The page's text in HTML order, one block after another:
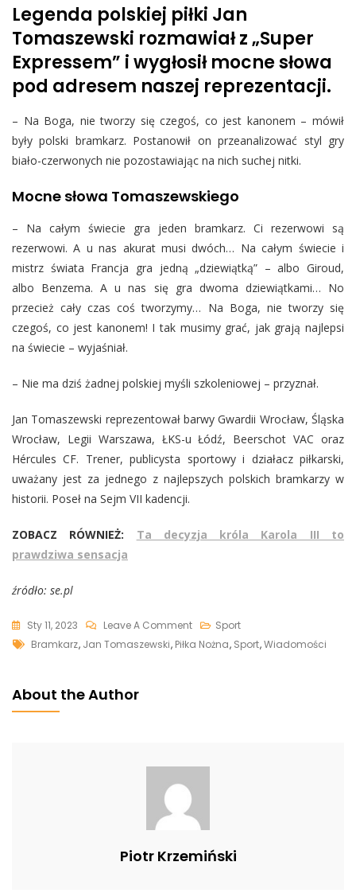
Legenda polskiej piłki Jan
Tomaszewski rozmawiał z „Super
Expressem” i wygłosił mocne słowa
pod adresem naszej reprezentacji.
– Na Boga, nie tworzy się czegoś, co jest kanonem – mówił
były polski bramkarz. Postanowił on przeanalizować styl gry
biało-czerwonych nie pozostawiając na nich suchej nitki.
Mocne słowa Tomaszewskiego
– Na całym świecie gra jeden bramkarz. Ci rezerwowi są
rezerwowi. A u nas akurat musi dwóch… Na całym świecie i
mistrz świata Francja gra jedną „dziewiątką” – albo Giroud,
albo Benzema. A u nas się gra dwoma dziewiątkami… No
przecież cały czas coś tworzymy… Na Boga, nie tworzy się
czegoś, co jest kanonem! I tak musimy grać, jak grają najlepsi
na świecie – wyjaśniał.
– Nie ma dziś żadnej polskiej myśli szkoleniowej – przyznał.
Jan Tomaszewski reprezentował barwy Gwardii Wrocław, Śląska
Wrocław, Legii Warszawa, ŁKS-u Łódź, Beerschot VAC oraz
Hércules CF. Trener, publicysta sportowy i działacz piłkarski,
uważany jest za jednego z najlepszych polskich bramkarzy w
historii. Poseł na Sejm VII kadencji.
ZOBACZ RÓWNIEŻ:
Ta decyzja króla Karola III to
prawdziwa sensacja
źródło: se.pl
Sty 11, 2023 Leave A CommentOn
Mocne
Reprezentacji
Sport
Tags
Bramkarz, Jan Tomaszewski, Piłka Nożna, Sport,Wiadomości
About the Author
Piotr Krzemiński